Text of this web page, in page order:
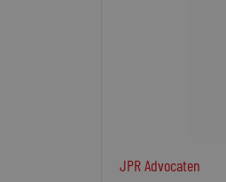
JPR Advocaten